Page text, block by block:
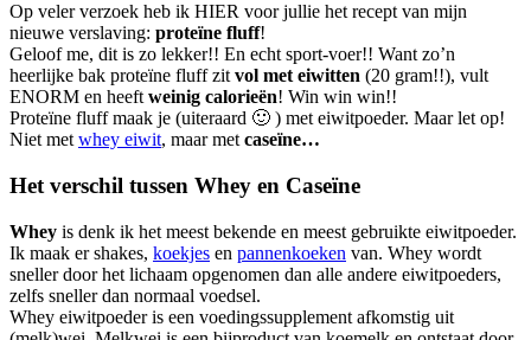
Op veler verzoek heb ik HIER voor jullie het recept van mijn
nieuwe verslaving: proteïne fluff!
Geloof me, dit is zo lekker!! En echt sport-voer!! Want zo’n
heerlijke bak proteïne fluff zit vol met eiwitten (20 gram!!), vult
ENORM en heeft weinig calorieën! Win win win!!
Proteïne fluff maak je (uiteraard 🙂 ) met eiwitpoeder. Maar let op!
Niet met whey eiwit, maar met caseïne…
Het verschil tussen Whey en Caseïne
Whey is denk ik het meest bekende en meest gebruikte eiwitpoeder.
Ik maak er shakes, koekjes en pannenkoeken van. Whey wordt
sneller door het lichaam opgenomen dan alle andere eiwitpoeders,
zelfs sneller dan normaal voedsel.
Whey eiwitpoeder is een voedingssupplement afkomstig uit